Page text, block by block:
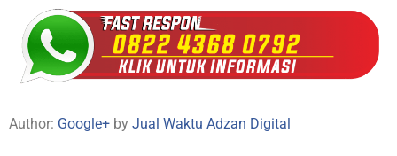
Author: Google+ by Jual Waktu Adzan Digital